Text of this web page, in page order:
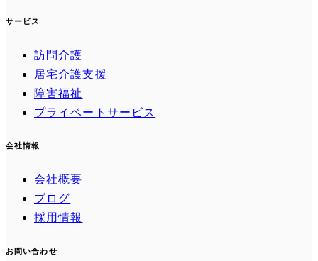
サービス
訪問介護
居宅介護支援
障害福祉
プライベートサービス
会社情報
会社概要
ブログ
採用情報
お問い合わせ